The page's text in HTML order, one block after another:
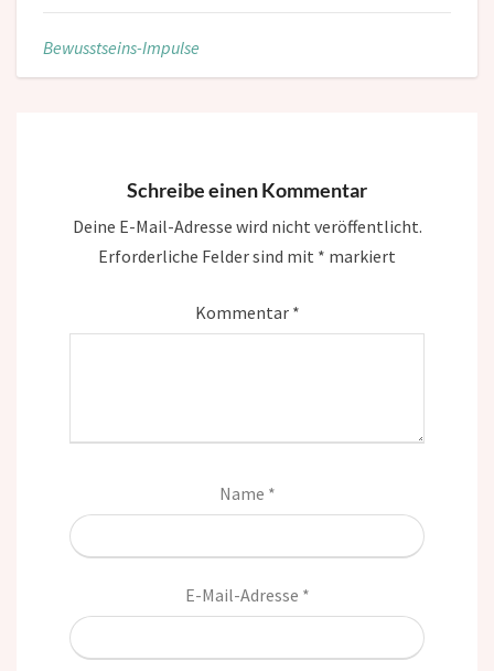
Bewusstseins-Impulse
Schreibe einen Kommentar
Deine E-Mail-Adresse wird nicht veröffentlicht.
Erforderliche Felder sind mit * markiert
Kommentar *
Name *
E-Mail-Adresse *